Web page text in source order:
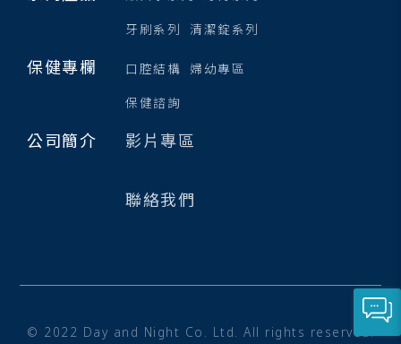
牙刷系列
清潔錠系列
保健專欄 口腔結構
婦幼專區
保健諮詢
公司簡介 影片專區
聯絡我們
© 2022 Day and Night Co. Ltd. All rights reserved.